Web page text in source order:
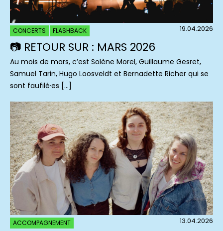
CONCERTS FLASHBACK 19.04.2026
📷 RETOUR SUR : MARS 2026
Au mois de mars, c’est Solène Morel, Guillaume Gesret,
Samuel Tarin, Hugo Loosveldt et Bernadette Richer qui se
sont faufilé·es […]
ACCOMPAGNEMENT 13.04.2026